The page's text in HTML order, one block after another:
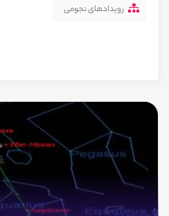
رویدادهای نجومی